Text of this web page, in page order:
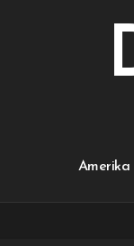
Amerika